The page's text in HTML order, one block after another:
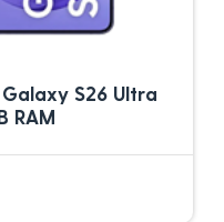
S26 Ultra
RAM